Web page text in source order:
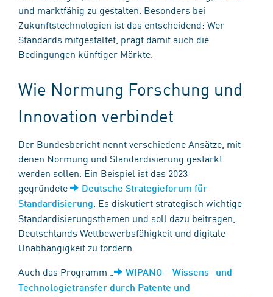
und marktfähig zu gestalten. Besonders bei
Zukunftstechnologien ist das entscheidend: Wer
Standards mitgestaltet, prägt damit auch die
Bedingungen künftiger Märkte.
Wie Normung Forschung und
Innovation verbindet
Der Bundesbericht nennt verschiedene Ansätze, mit
denen Normung und Standardisierung gestärkt
werden sollen. Ein Beispiel ist das 2023
gegründete
Deutsche Strategieforum für
Standardisierung . Es diskutiert strategisch wichtige
Standardisierungsthemen und soll dazu beitragen,
Deutschlands Wettbewerbsfähigkeit und digitale
Unabhängigkeit zu fördern.
Auch das Programm „
WIPANO – Wissens- und
Technologietransfer durch Patente und